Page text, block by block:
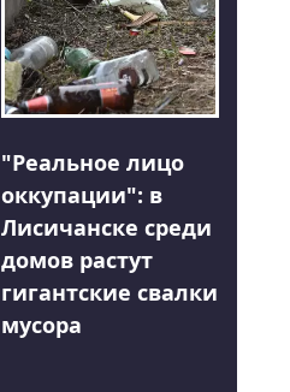
"Реальное лицо
оккупации": в
Лисичанске среди
домов растут
гигантские свалки
мусора